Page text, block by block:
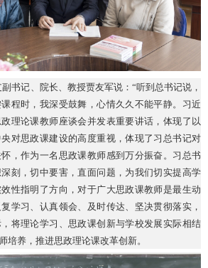
书记、院长、教授贾友军说： “听到总书记说，
程时，我深受鼓舞，心情久久不能平静。习近
理论课教师座谈会并发表重要讲话，体现了以
对思政课建设的高度重视，体现了习总书记对
，作为一名思政课教师感到万分振奋。习总书
刻，切中要害，直面问题，为我们切实提高学
性指明了方向，对于广大思政课教师是最生动
学习、认真领会、及时传达、坚决贯彻落实，
将理论学习、思政课创新与学校发展实际相结
培养，推进思政理论课改革创新。